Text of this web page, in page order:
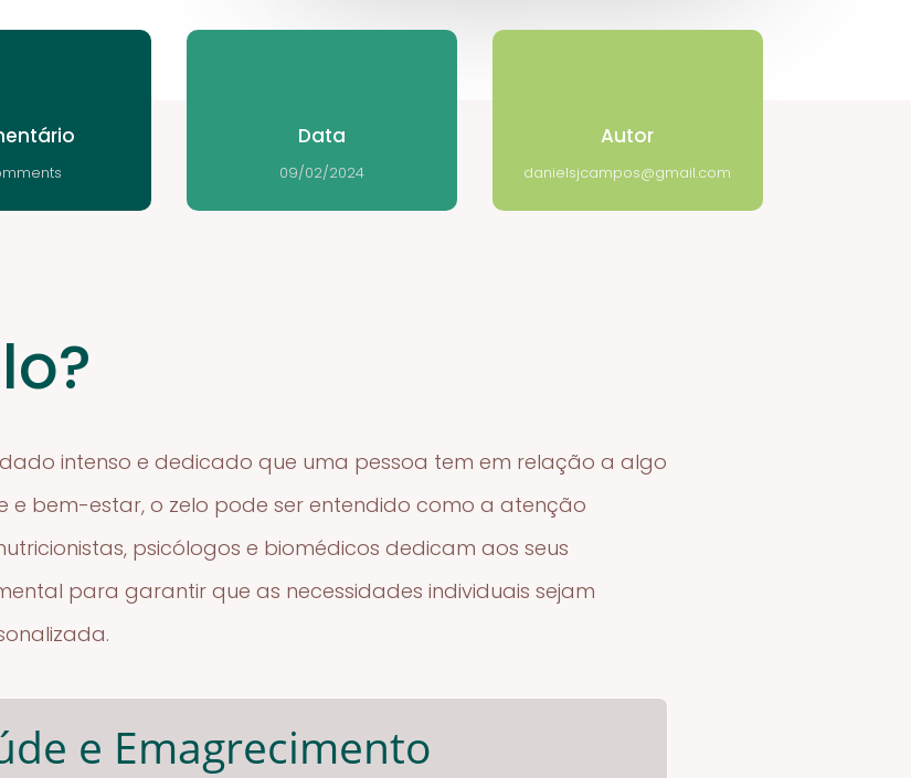
Data
09/02/2024
Autor
danielsjcampos@gmail.com
intenso e dedicado que uma pessoa tem em relação a algo
e bem-estar, o zelo pode ser entendido como a atenção
psicólogos e biomédicos dedicam aos seus
para garantir que as necessidades individuais sejam
e Emagrecimento